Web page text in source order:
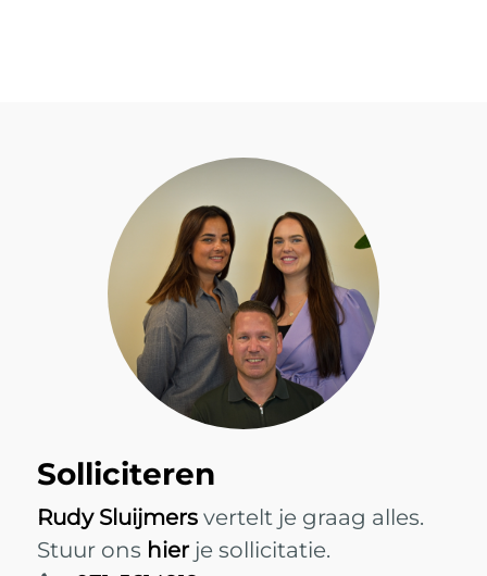
Solliciteren
Rudy Sluijmersvertelt je graag alles.
Stuur ons hier je sollicitatie.